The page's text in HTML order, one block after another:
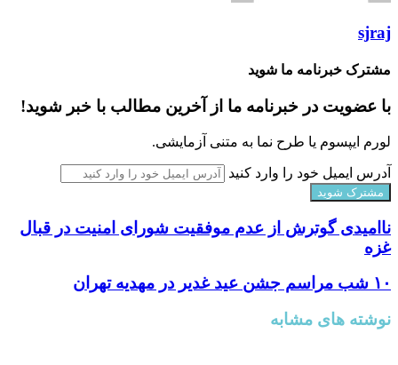
sjraj
مشترک خبرنامه ما شوید
با عضویت در خبرنامه ما از آخرین مطالب با خبر شوید!
لورم ایپسوم یا طرح‌ نما به متنی آزمایشی.
آدرس ایمیل خود را وارد کنید
ناامیدی گوترش از عدم موفقیت شورای امنیت در قبال
غزه
۱۰ شب مراسم جشن عید غدیر در مهدیه تهران
نوشته های مشابه